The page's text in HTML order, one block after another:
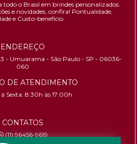
todo o Brasil em brindes personalizados.
e novidades, confira! Pontualidade,
e Custo-benefício.
ENDEREÇO
- Umuarama - São Paulo - SP - 06036-
060
DE ATENDIMENTO
Sexta: 8:30h às 17:00h
CONTATOS
(11) 96456-9619